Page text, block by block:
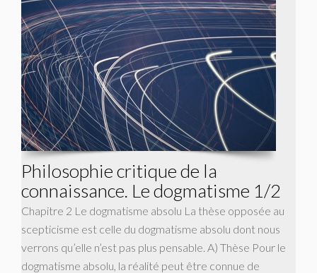
Philosophie critique de la
connaissance. Le dogmatisme 1/2
Chapitre 2 Le dogmatisme absolu La thèse opposée au
scepticisme est celle du dogmatisme absolu dont nous
verrons qu’elle n’est pas plus pensable. A) Thèse Pour le
dogmatisme absolu, la réalité peut être connue de